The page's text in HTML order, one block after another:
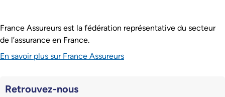
France Assureurs est la fédération représentative du secteur
de l’assurance en France.
En savoir plus sur France Assureurs
Retrouvez-nous